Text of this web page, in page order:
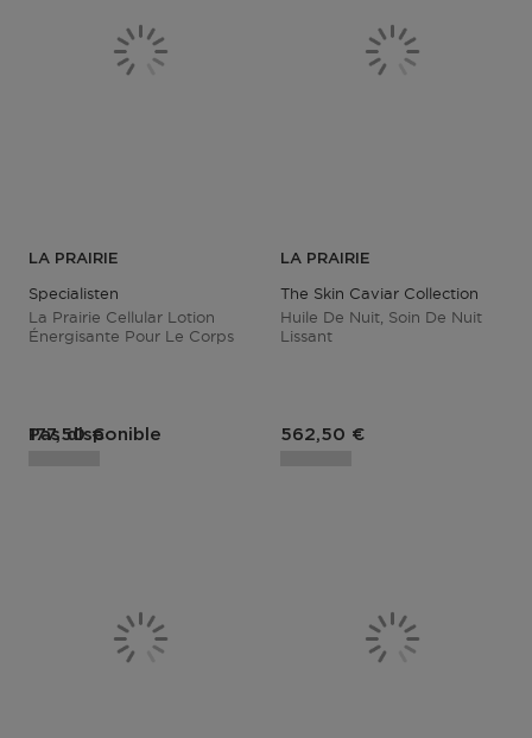
Pas disponible
LA PRAIRIE
Specialisten
La Prairie Cellular Lotion
Énergisante Pour Le Corps
Prix du produit
177,50 €
LA PRAIRIE
The Skin Caviar Collection
Huile De Nuit, Soin De Nuit
Lissant
Prix du produit
562,50 €